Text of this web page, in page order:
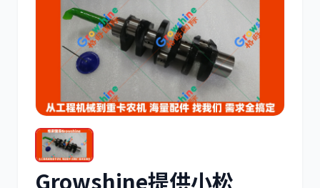
沃尔沃 康明斯
日立
Growshine提供小松